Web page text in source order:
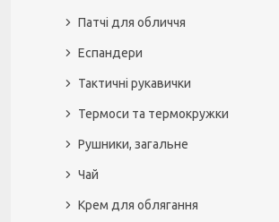
Патчі для обличчя
Еспандери
Тактичні рукавички
Термоси та термокружки
Рушники, загальне
Чай
Крем для облягання